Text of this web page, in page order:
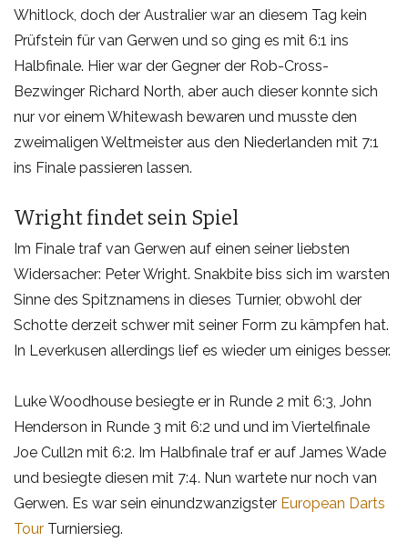
Whitlock, doch der Australier war an diesem Tag kein
Prüfstein für van Gerwen und so ging es mit 6:1 ins
Halbfinale. Hier war der Gegner der Rob-Cross-
Bezwinger Richard North, aber auch dieser konnte sich
nur vor einem Whitewash bewaren und musste den
zweimaligen Weltmeister aus den Niederlanden mit 7:1
ins Finale passieren lassen.
Wright findet sein Spiel
Im Finale traf van Gerwen auf einen seiner liebsten
Widersacher: Peter Wright. Snakbite biss sich im warsten
Sinne des Spitznamens in dieses Turnier, obwohl der
Schotte derzeit schwer mit seiner Form zu kämpfen hat.
In Leverkusen allerdings lief es wieder um einiges besser.
Luke Woodhouse besiegte er in Runde 2 mit 6:3, John
Henderson in Runde 3 mit 6:2 und und im Viertelfinale
Joe Cull2n mit 6:2. Im Halbfinale traf er auf James Wade
und besiegte diesen mit 7:4. Nun wartete nur noch van
Gerwen. Es war sein einundzwanzigster European Darts
Tour Turniersieg.